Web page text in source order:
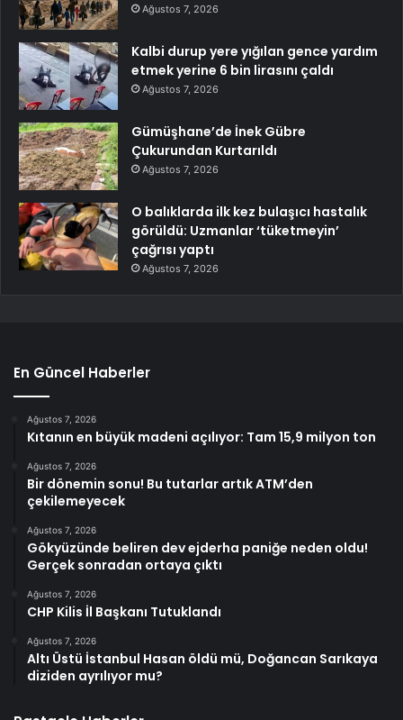
Ağustos 7, 2026
Kalbi durup yere yığılan gence yardım
etmek yerine 6 bin lirasını çaldı
Ağustos 7, 2026
Gümüşhane’de İnek Gübre
Çukurundan Kurtarıldı
Ağustos 7, 2026
O balıklarda ilk kez bulaşıcı hastalık
görüldü: Uzmanlar ‘tüketmeyin’
çağrısı yaptı
Ağustos 7, 2026
En Güncel Haberler
Ağustos 7, 2026
Kıtanın en büyük madeni açılıyor: Tam 15,9 milyon ton
Ağustos 7, 2026
Bir dönemin sonu! Bu tutarlar artık ATM’den
çekilemeyecek
Ağustos 7, 2026
Gökyüzünde beliren dev ejderha paniğe neden oldu!
Gerçek sonradan ortaya çıktı
Ağustos 7, 2026
CHP Kilis İl Başkanı Tutuklandı
Ağustos 7, 2026
Altı Üstü İstanbul Hasan öldü mü, Doğancan Sarıkaya
diziden ayrılıyor mu?